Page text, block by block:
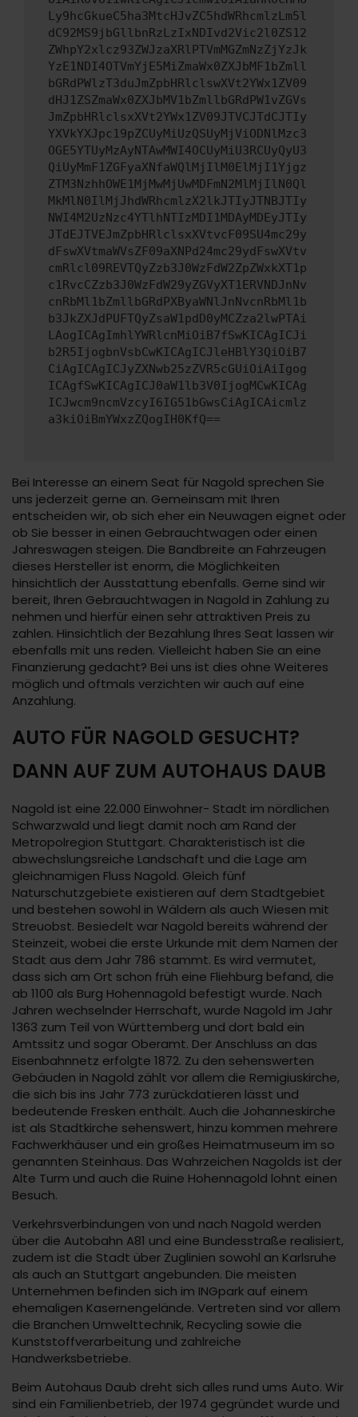
Ly9hcGkueC5ha3MtcHJvZC5hdWRhcmlzLm5l
dC92MS9jbGllbnRzLzIxNDIvd2Vic2l0ZS12
ZWhpY2xlcz93ZWJzaXRlPTVmMGZmNzZjYzJk
YzE1NDI4OTVmYjE5MiZmaWx0ZXJbMF1bZmll
bGRdPWlzT3duJmZpbHRlclswXVt2YWx1ZV09
dHJ1ZSZmaWx0ZXJbMV1bZmllbGRdPW1vZGVs
JmZpbHRlclsxXVt2YWx1ZV09JTVCJTdCJTIy
YXVkYXJpc19pZCUyMiUzQSUyMjViODNlMzc3
OGE5YTUyMzAyNTAwMWI4OCUyMiU3RCUyQyU3
QiUyMmF1ZGFyaXNfaWQlMjIlM0ElMjI1Yjgz
ZTM3NzhhOWE1MjMwMjUwMDFmN2MlMjIlN0Ql
MkMlN0IlMjJhdWRhcmlzX2lkJTIyJTNBJTIy
NWI4M2UzNzc4YTlhNTIzMDI1MDAyMDEyJTIy
JTdEJTVEJmZpbHRlclsxXVtvcF09SU4mc29y
dFswXVtmaWVsZF09aXNPd24mc29ydFswXVtv
cmRlcl09REVTQyZzb3J0WzFdW2ZpZWxkXT1p
c1RvcCZzb3J0WzFdW29yZGVyXT1ERVNDJnNv
cnRbMl1bZmllbGRdPXByaWNlJnNvcnRbMl1b
b3JkZXJdPUFTQyZsaW1pdD0yMCZza2lwPTAi
LAogICAgImhlYWRlcnMiOiB7fSwKICAgICJi
b2R5IjogbnVsbCwKICAgICJleHBlY3QiOiB7
CiAgICAgICJyZXNwb25zZVR5cGUiOiAiIgog
ICAgfSwKICAgICJ0aW1lb3V0IjogMCwKICAg
ICJwcm9ncmVzcyI6IG51bGwsCiAgICAicmlz
a3kiOiBmYWxzZQogIH0KfQ==
Bei Interesse an einem Seat für Nagold sprechen Sie
uns jederzeit gerne an. Gemeinsam mit Ihren
entscheiden wir, ob sich eher ein Neuwagen eignet oder
ob Sie besser in einen Gebrauchtwagen oder einen
Jahreswagen steigen. Die Bandbreite an Fahrzeugen
dieses Hersteller ist enorm, die Möglichkeiten
hinsichtlich der Ausstattung ebenfalls. Gerne sind wir
bereit, Ihren Gebrauchtwagen in Nagold in Zahlung zu
nehmen und hierfür einen sehr attraktiven Preis zu
zahlen. Hinsichtlich der Bezahlung Ihres Seat lassen wir
ebenfalls mit uns reden. Vielleicht haben Sie an eine
Finanzierung gedacht? Bei uns ist dies ohne Weiteres
möglich und oftmals verzichten wir auch auf eine
Anzahlung.
AUTO FÜR NAGOLD GESUCHT?
DANN AUF ZUM AUTOHAUS DAUB
Nagold ist eine 22.000 Einwohner- Stadt im nördlichen
Schwarzwald und liegt damit noch am Rand der
Metropolregion Stuttgart. Charakteristisch ist die
abwechslungsreiche Landschaft und die Lage am
gleichnamigen Fluss Nagold. Gleich fünf
Naturschutzgebiete existieren auf dem Stadtgebiet
und bestehen sowohl in Wäldern als auch Wiesen mit
Streuobst. Besiedelt war Nagold bereits während der
Steinzeit, wobei die erste Urkunde mit dem Namen der
Stadt aus dem Jahr 786 stammt. Es wird vermutet,
dass sich am Ort schon früh eine Fliehburg befand, die
ab 1100 als Burg Hohennagold befestigt wurde. Nach
Jahren wechselnder Herrschaft, wurde Nagold im Jahr
1363 zum Teil von Württemberg und dort bald ein
Amtssitz und sogar Oberamt. Der Anschluss an das
Eisenbahnnetz erfolgte 1872. Zu den sehenswerten
Gebäuden in Nagold zählt vor allem die Remigiuskirche,
die sich bis ins Jahr 773 zurückdatieren lässt und
bedeutende Fresken enthält. Auch die Johanneskirche
ist als Stadtkirche sehenswert, hinzu kommen mehrere
Fachwerkhäuser und ein großes Heimatmuseum im so
genannten Steinhaus. Das Wahrzeichen Nagolds ist der
Alte Turm und auch die Ruine Hohennagold lohnt einen
Besuch.
Verkehrsverbindungen von und nach Nagold werden
über die Autobahn A81 und eine Bundesstraße realisiert,
zudem ist die Stadt über Zuglinien sowohl an Karlsruhe
als auch an Stuttgart angebunden. Die meisten
Unternehmen befinden sich im INGpark auf einem
ehemaligen Kasernengelände. Vertreten sind vor allem
die Branchen Umwelttechnik, Recycling sowie die
Kunststoffverarbeitung und zahlreiche
Handwerksbetriebe.
Beim Autohaus Daub dreht sich alles rund ums Auto. Wir
sind ein Familienbetrieb, der 1974 gegründet wurde und